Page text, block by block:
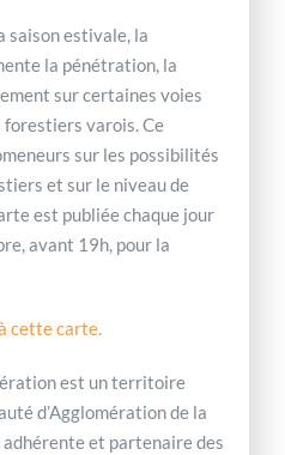
saison estivale, la
la pénétration, la
sur certaines voies
varois. Ce
sur les possibilités
et sur le niveau de
est publiée chaque jour
avant 19h, pour la
cette carte.
est un territoire
d’Agglomération de la
et partenaire des